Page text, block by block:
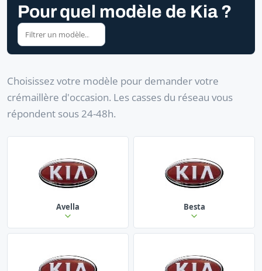
Pour quel modèle de Kia ?
Choisissez votre modèle pour demander votre
crémaillère d'occasion. Les casses du réseau vous
répondent sous 24-48h.
Avella Besta